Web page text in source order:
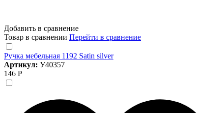
Добавить в сравнение
Товар в сравнении Перейти в сравнение
Ручка мебельная 1192 Satin silver
Артикул: У40357
146 Р